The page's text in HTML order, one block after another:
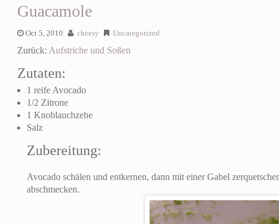
Guacamole
Oct 5, 2010 cheesy Uncategorized
Zurück: Aufstriche und Soßen
Zutaten:
1 reife Avocado
1/2 Zitrone
1 Knoblauchzehe
Salz
Zubereitung:
Avocado schälen und entkernen, dann mit einer Gabel
abschmecken.